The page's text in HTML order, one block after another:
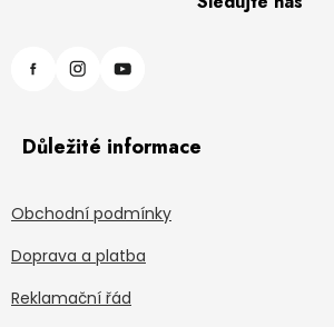
Důležité informace
Obchodní podmínky
Doprava a platba
Reklamační řád